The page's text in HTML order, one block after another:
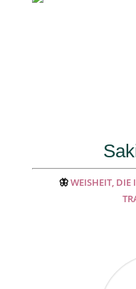
🦋WEISHEIT, DIE